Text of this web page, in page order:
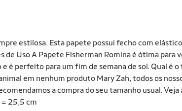
estilosa. Esta papete possui fecho com
Uso A Papete Fisherman Romina é ótima para
é perfeito para um fim de semana de sol. Qual é
em nenhum produto Mary Zah, todos os
a compra do seu tamanho usual. Veja
25,5 cm